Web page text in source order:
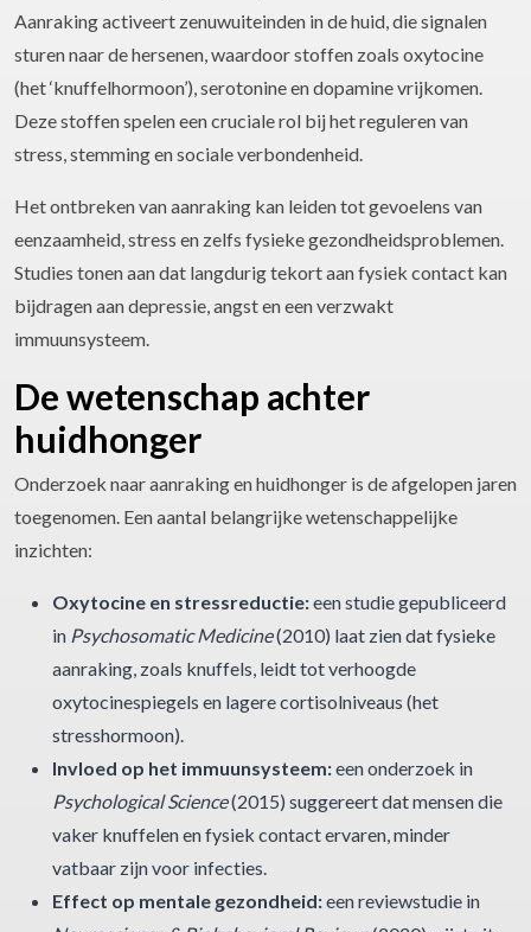
Aanraking activeert zenuwuiteinden in de huid, die signalen
sturen naar de hersenen, waardoor stoffen zoals oxytocine
(het ‘knuffelhormoon’), serotonine en dopamine vrijkomen.
Deze stoffen spelen een cruciale rol bij het reguleren van
stress, stemming en sociale verbondenheid.
Het ontbreken van aanraking kan leiden tot gevoelens van
eenzaamheid, stress en zelfs fysieke gezondheidsproblemen.
Studies tonen aan dat langdurig tekort aan fysiek contact kan
bijdragen aan depressie, angst en een verzwakt
immuunsysteem.
De wetenschap achter
huidhonger
Onderzoek naar aanraking en huidhonger is de afgelopen jaren
toegenomen. Een aantal belangrijke wetenschappelijke
inzichten:
Oxytocine en stressreductie:een studie gepubliceerd
in Psychosomatic Medicine(2010) laat zien dat fysieke
aanraking, zoals knuffels, leidt tot verhoogde
oxytocinespiegels en lagere cortisolniveaus (het
stresshormoon).
Invloed op het immuunsysteem:een onderzoek in
Psychological Science(2015) suggereert dat mensen die
vaker knuffelen en fysiek contact ervaren, minder
vatbaar zijn voor infecties.
Effect op mentale gezondheid:een reviewstudie in